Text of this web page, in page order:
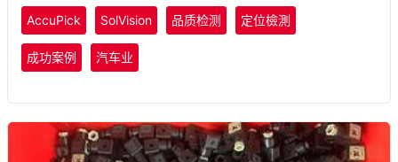
AccuPick
SolVision 品质检测 定位檢測
成功案例 汽车业